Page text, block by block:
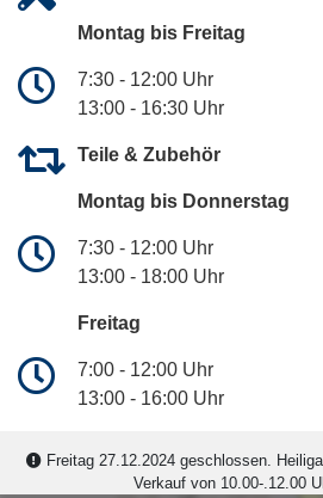
Montag bis Freitag
7:30 - 12:00 Uhr
13:00 - 16:30 Uhr
Teile & Zubehör
Montag bis Donnerstag
7:30 - 12:00 Uhr
13:00 - 18:00 Uhr
Freitag
7:00 - 12:00 Uhr
13:00 - 16:00 Uhr
Freitag 27.12.2024 geschlossen.
Verkauf von 10.00-.12.00